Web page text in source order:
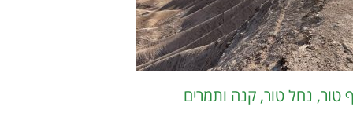
טור, נחל טור, קנה ותמרים